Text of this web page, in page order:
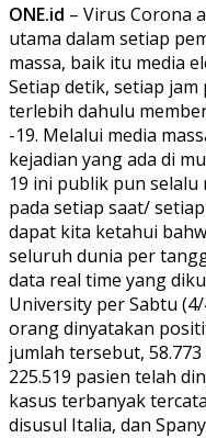
ONE.id – Virus Corona
utama dalam setiap
massa, baik itu media
Setiap detik, setiap
terlebih dahulu
-19. Melalui media
kejadian yang ada di
19 ini publik pun
pada setiap saat/
dapat kita ketahui
seluruh dunia per
data real time yang
University per Sabtu
orang dinyatakan
jumlah tersebut,
225.519 pasien telah
kasus terbanyak
disusul Italia, dan